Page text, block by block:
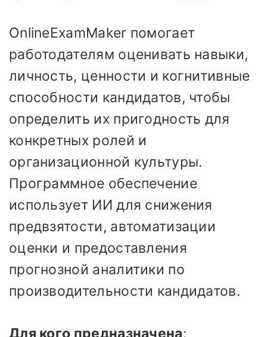
OnlineExamMaker помогает
работодателям оценивать навыки,
личность, ценности и когнитивные
способности кандидатов, чтобы
определить их пригодность для
конкретных ролей и
организационной культуры.
Программное обеспечение
использует ИИ для снижения
предвзятости, автоматизации
оценки и предоставления
прогнозной аналитики по
производительности кандидатов.
Для кого предназначена: